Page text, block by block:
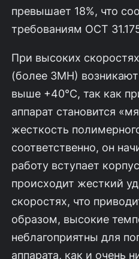
превышает 18%, что
требованиям ОСТ
При высоких
(более ЗМН)
выше +40°С, так как
аппарат становится
жесткость
соответственно, он
работу вступает
происходит жест­кий
скоростях, что
образом, высокие
неблагоприятны для
аппарата, как и очень